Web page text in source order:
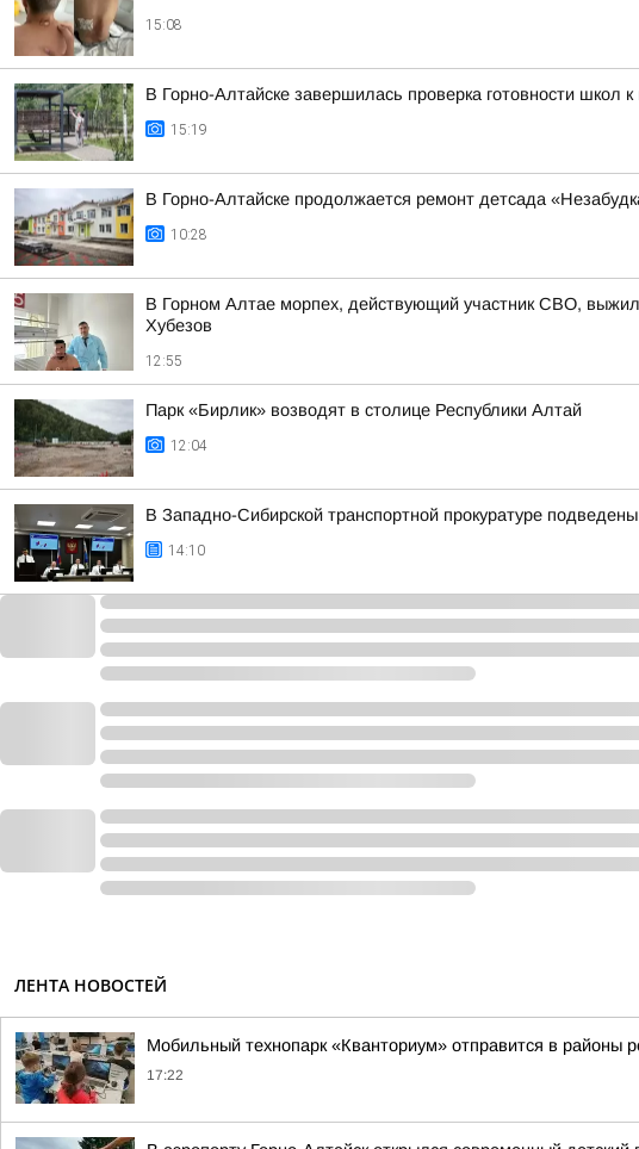
15:08
В Горно-Алтайске завершилась проверка готовности школ
15:19
В Горно-Алтайске продолжается ремонт детсада
10:28
В Горном Алтае морпех, действующий участник СВО,
Хубезов
12:55
Парк «Бирлик» возводят в столице Республики Алтай
12:04
В Западно-Сибирской транспортной прокуратуре
14:10
ЛЕНТА НОВОСТЕЙ
Мобильный технопарк «Кванториум» отправится в районы
17:22